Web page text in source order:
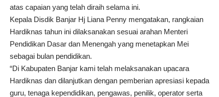
atas capaian yang telah diraih selama ini.
Kepala Disdik Banjar Hj Liana Penny mengatakan, rangkaian
Hardiknas tahun ini dilaksanakan sesuai arahan Menteri
Pendidikan Dasar dan Menengah yang menetapkan Mei
sebagai bulan pendidikan.
“Di Kabupaten Banjar kami telah melaksanakan upacara
Hardiknas dan dilanjutkan dengan pemberian apresiasi kepada
guru, tenaga kependidikan, pengawas, penilik, operator serta